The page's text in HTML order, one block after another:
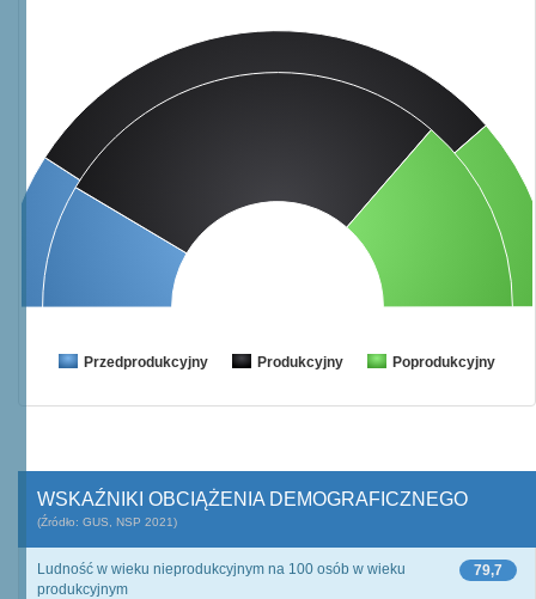
Przedprodukcyjny Produkcyjny Poprodukcyjny
WSKAŹNIKI OBCIĄŻENIA DEMOGRAFICZNEGO
(Źródło: GUS, NSP 2021)
79,7
Ludność w wieku nieprodukcyjnym na 100 osób w wieku
produkcyjnym